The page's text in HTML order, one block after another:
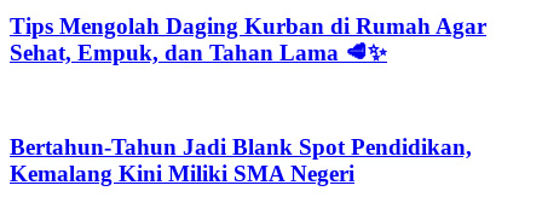
Tips Mengolah Daging Kurban di Rumah Agar
Sehat, Empuk, dan Tahan Lama 🥩✨
Bertahun-Tahun Jadi Blank Spot Pendidikan,
Kemalang Kini Miliki SMA Negeri